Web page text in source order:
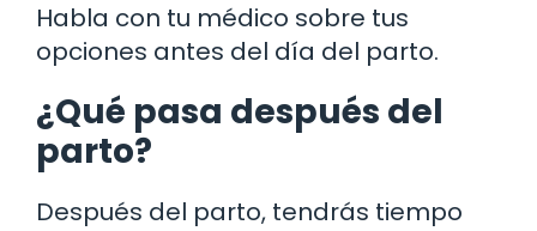
Habla con tu médico sobre tus
opciones antes del día del parto.
¿Qué pasa después del
parto?
Después del parto, tendrás tiempo